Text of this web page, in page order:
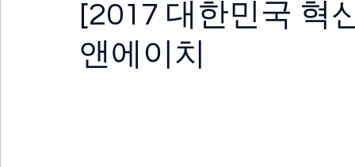
[2017 대한민국 혁
앤에이치